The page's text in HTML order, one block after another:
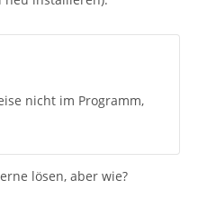
nicht im Programm,
lösen, aber wie?